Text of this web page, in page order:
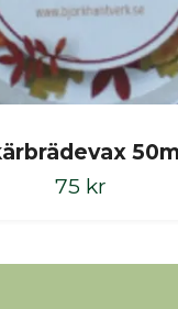
75 kr